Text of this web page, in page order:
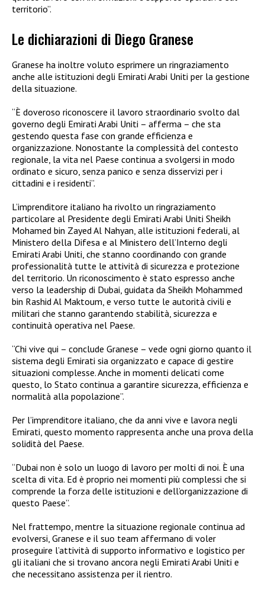
territorio”.
Le dichiarazioni di Diego Granese
Granese ha inoltre voluto esprimere un ringraziamento
anche alle istituzioni degli Emirati Arabi Uniti per la gestione
della situazione.
“È doveroso riconoscere il lavoro straordinario svolto dal
governo degli Emirati Arabi Uniti – afferma – che sta
gestendo questa fase con grande efficienza e
organizzazione. Nonostante la complessità del contesto
regionale, la vita nel Paese continua a svolgersi in modo
ordinato e sicuro, senza panico e senza disservizi per i
cittadini e i residenti”.
L’imprenditore italiano ha rivolto un ringraziamento
particolare al Presidente degli Emirati Arabi Uniti Sheikh
Mohamed bin Zayed Al Nahyan, alle istituzioni federali, al
Ministero della Difesa e al Ministero dell’Interno degli
Emirati Arabi Uniti, che stanno coordinando con grande
professionalità tutte le attività di sicurezza e protezione
del territorio. Un riconoscimento è stato espresso anche
verso la leadership di Dubai, guidata da Sheikh Mohammed
bin Rashid Al Maktoum, e verso tutte le autorità civili e
militari che stanno garantendo stabilità, sicurezza e
continuità operativa nel Paese.
“Chi vive qui – conclude Granese – vede ogni giorno quanto il
sistema degli Emirati sia organizzato e capace di gestire
situazioni complesse. Anche in momenti delicati come
questo, lo Stato continua a garantire sicurezza, efficienza e
normalità alla popolazione”.
Per l’imprenditore italiano, che da anni vive e lavora negli
Emirati, questo momento rappresenta anche una prova della
solidità del Paese.
“Dubai non è solo un luogo di lavoro per molti di noi. È una
scelta di vita. Ed è proprio nei momenti più complessi che si
comprende la forza delle istituzioni e dell’organizzazione di
questo Paese”.
Nel frattempo, mentre la situazione regionale continua ad
evolversi, Granese e il suo team affermano di voler
proseguire l’attività di supporto informativo e logistico per
gli italiani che si trovano ancora negli Emirati Arabi Uniti e
che necessitano assistenza per il rientro.